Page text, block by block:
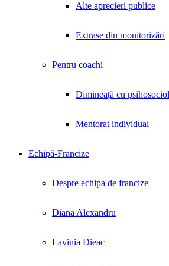
Alte aprecieri publice
Extrase din monitorizări
Pentru coachi
Dimineață cu
Mentorat individual
Echipă-Francize
Despre echipa de francize
Diana Alexandru
Lavinia Dieac